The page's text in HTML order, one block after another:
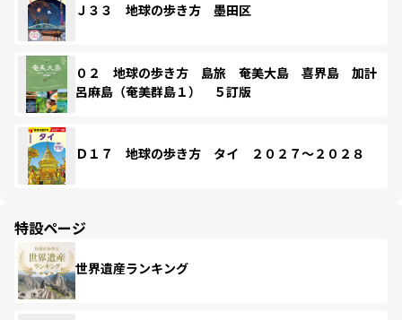
Ｊ３３ 地球の歩き方 墨田区
０２ 地球の歩き方 島旅 奄美大島 喜界島 加計
呂麻島（奄美群島１） ５訂版
Ｄ１７ 地球の歩き方 タイ ２０２７～２０２８
特設ページ
世界遺産ランキング